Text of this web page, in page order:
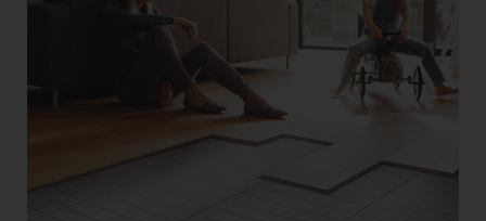
Doppler Gruppe
Fristads Austria